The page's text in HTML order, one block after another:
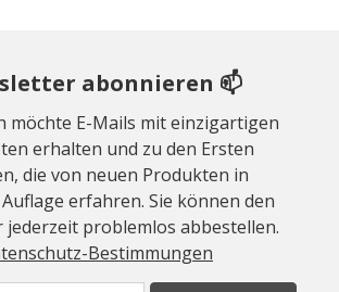
abonnieren 📫
möchte E-Mails mit einzigartigen
erhalten und zu den Ersten
die von neuen Produkten in
erfahren. Sie können den
jederzeit problemlos abbestellen.
Bestimmungen